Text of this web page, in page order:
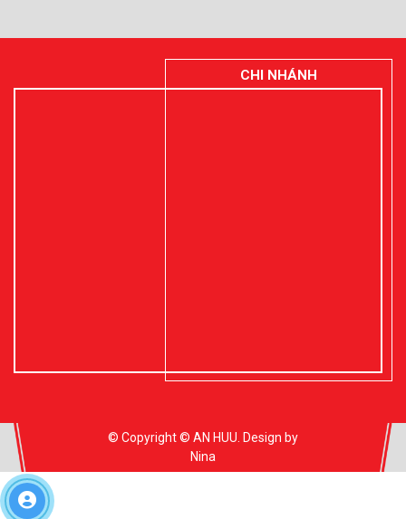
CHI NHÁNH
© Copyright © AN HUU. Design by
Nina